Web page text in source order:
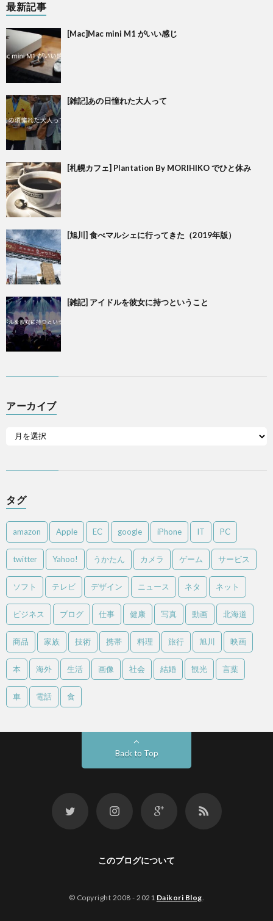
最新記事
[Mac]Mac mini M1 がいい感じ
[雑記]あの日憧れた大人って
[札幌カフェ] Plantation By MORIHIKO でひと休み
[旭川] 食べマルシェに行ってきた（2019年版）
[雑記] アイドルを彼女に持つということ
アーカイブ
タグ
amazon Apple EC google iPhone IT PC
twitter Yahoo! うかたん カメラ ゲーム サービス
ソフト テレビ デザイン ニュース ネタ ネット
ビジネス ブログ 仕事 健康 写真 動画 北海道
商品 家族 技術 携帯 料理 旅行 旭川 映画
本 海外 生活 画像 社会 結婚 観光 言葉
車 電話 食
Back to Top
このブログについて
© Copyright 2008 - 2021 Daikori Blog